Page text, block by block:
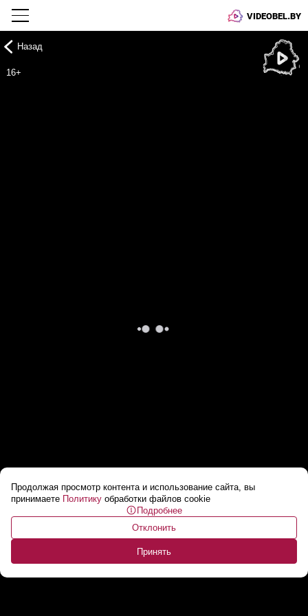
VIDEOBEL.BY
Продолжая просмотр контента и использование сайта, вы
принимаете Политику обработки файлов cookie
Подробнее
Отклонить
Принять
Назад
16+
Бабушка Уиткоффа родилась в Гродно! //
Вот что нашли в архивах Беларуси...